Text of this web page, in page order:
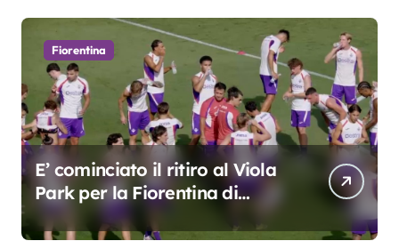
Fiorentina
E’ cominciato il ritiro al Viola
Park per la Fiorentina di
Grosso